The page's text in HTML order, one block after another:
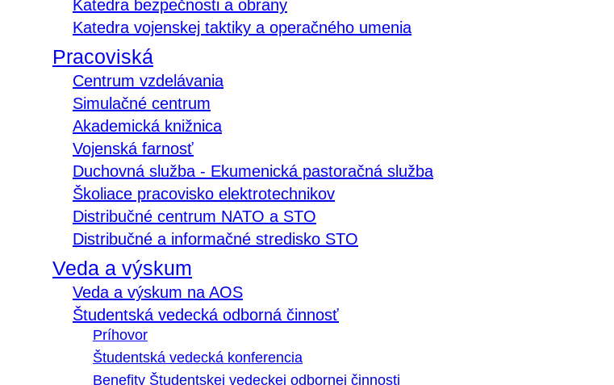
Katedra bezpečnosti a obrany
Katedra vojenskej taktiky a operačného umenia
Pracoviská
Centrum vzdelávania
Simulačné centrum
Akademická knižnica
Vojenská farnosť
Duchovná služba - Ekumenická pastoračná služba
Školiace pracovisko elektrotechnikov
Distribučné centrum NATO a STO
Distribučné a informačné stredisko STO
Veda a výskum
Veda a výskum na AOS
Študentská vedecká odborná činnosť
Príhovor
Študentská vedecká konferencia
Benefity Študentskej vedeckej odbornej činnosti